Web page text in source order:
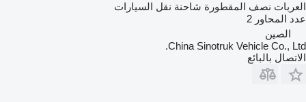
العربات نصف المقطورة شاحنة نقل السيارات
عدد المحاور 2
الصين
China Sinotruk Vehicle Co., Ltd.
الاتصال بالبائع